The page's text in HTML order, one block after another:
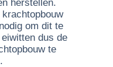
herstellen.
om dit te
dus de
te